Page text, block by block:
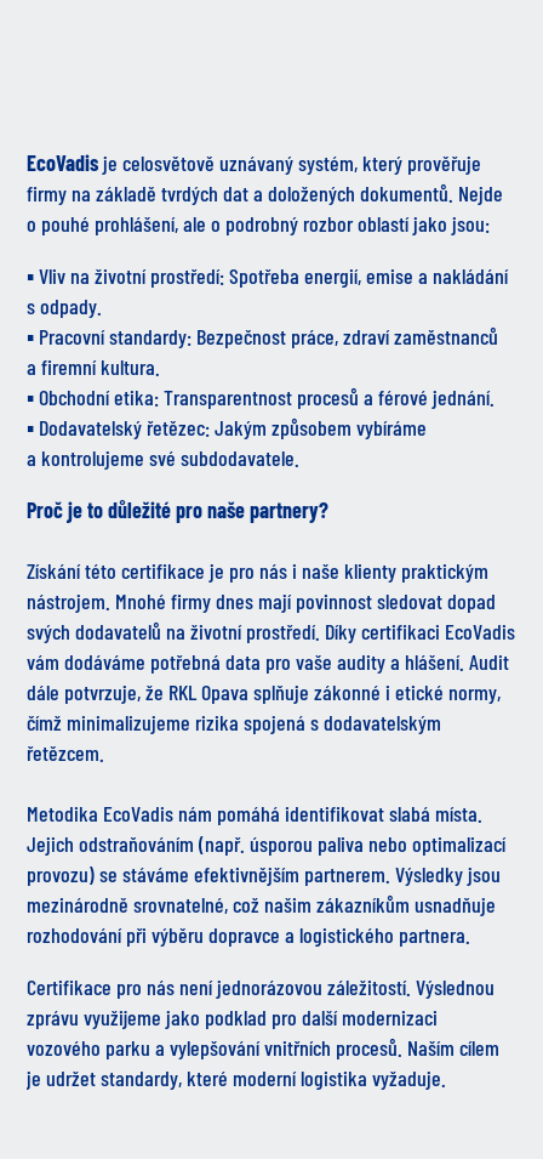
EcoVadisje celosvětově uznávaný systém, který prověřuje
firmy na základě tvrdých dat a doložených dokumentů. Nejde
o pouhé prohlášení, ale o podrobný rozbor oblastí jako jsou:
▪️ Vliv na životní prostředí: Spotřeba energií, emise a nakládání
s odpady.
▪️ Pracovní standardy: Bezpečnost práce, zdraví zaměstnanců
a firemní kultura.
▪️ Obchodní etika: Transparentnost procesů a férové jednání.
▪️ Dodavatelský řetězec: Jakým způsobem vybíráme
a kontrolujeme své subdodavatele.
Proč je to důležité pro naše partnery?
Získání této certifikace je pro nás i naše klienty praktickým
nástrojem. Mnohé firmy dnes mají povinnost sledovat dopad
svých dodavatelů na životní prostředí. Díky certifikaci EcoVadis
vám dodáváme potřebná data pro vaše audity a hlášení. Audit
dále potvrzuje, že RKL Opava splňuje zákonné i etické normy,
čímž minimalizujeme rizika spojená s dodavatelským
řetězcem.
Metodika EcoVadis nám pomáhá identifikovat slabá místa.
Jejich odstraňováním (např. úsporou paliva nebo optimalizací
provozu) se stáváme efektivnějším partnerem. Výsledky jsou
mezinárodně srovnatelné, což našim zákazníkům usnadňuje
rozhodování při výběru dopravce a logistického partnera.
Certifikace pro nás není jednorázovou záležitostí. Výslednou
zprávu využijeme jako podklad pro další modernizaci
vozového parku a vylepšování vnitřních procesů. Naším cílem
je udržet standardy, které moderní logistika vyžaduje.